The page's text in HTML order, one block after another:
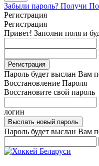
Забыли пароль? Получи
Регистрация
Регистрация
Привет! Заполни поля и
Пароль будет выслан Вам
Восстановление Пароля
Восстановите свой пароль
логин
Пароль будет выслан Вам